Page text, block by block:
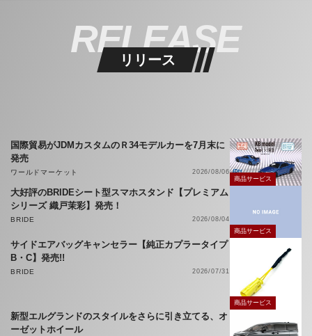
RELEASE
リリース
国際貿易がJDMカスタムのＲ34モデルカーを7月末に
発売
ワールドマーケット
2026/08/06
商品サービス
大好評のBRIDEシート型スマホスタンド【プレミアム
シリーズ 織戸茉彩】発売！
BRIDE
2026/08/04
商品サービス
サイドエアバッグキャンセラー【純正カプラータイプ
B・C】発売!!
BRIDE 2026/07/31
商品サービス
新型エルグランドのスタイルをさらに引き立てる、オ
ーゼットホイール